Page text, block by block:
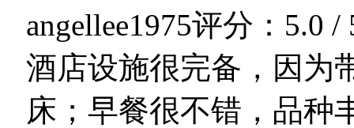
angellee1975评分：5.0 /
酒店设施很完备，因为
床；早餐很不错，品种